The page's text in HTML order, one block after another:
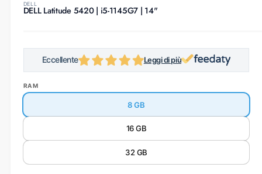
DELL
DELL Latitude 5420 | i5-1145G7 | 14"
Eccellente
Zendia ha una valutazione
Leggi di più
RAM
8 GB
16 GB
32 GB